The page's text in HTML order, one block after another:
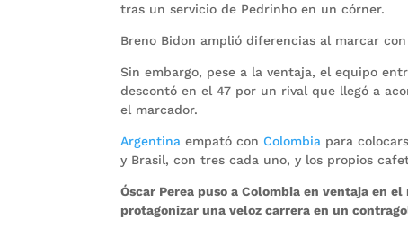
tras un servicio de Pedrinho en un córner.
Breno Bidon amplió diferencias al marcar
Sin embargo, pese a la ventaja, el equipo
descontó en el 47 por un rival que llegó a
el marcador.
Argentina empató conColombia para
y Brasil, con tres cada uno, y los propios
Óscar Perea puso a Colombia en ventaja en
protagonizar una veloz carrera en un